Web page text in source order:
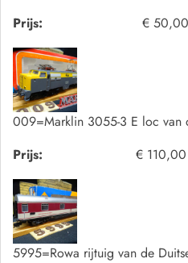
Prijs:
€ 50,00
009=Marklin 3055-3 E loc van
Prijs:
€ 110,00
5995=Rowa rijtuig van de